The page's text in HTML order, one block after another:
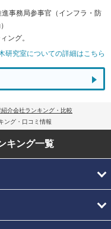
事務局参事官（インフラ・防
ング。
研究室についての詳細はこちら
介会社ランキング・比較
ング・口コミ情報
キング一覧